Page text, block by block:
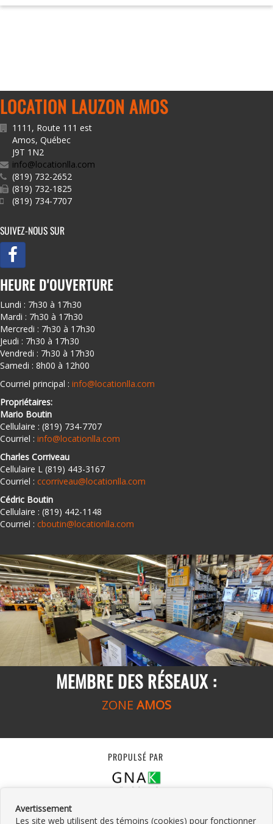
LOCATION LAUZON AMOS
1111, Route 111 est
Amos, Québec
J9T 1N2
info@locationlla.com
(819) 732-2652
(819) 732-1825
(819) 734-7707
SUIVEZ-NOUS SUR
HEURE D'OUVERTURE
Lundi : 7h30 à 17h30
Mardi : 7h30 à 17h30
Mercredi : 7h30 à 17h30
Jeudi : 7h30 à 17h30
Vendredi : 7h30 à 17h30
Samedi : 8h00 à 12h00
Courriel principal : info@locationlla.com
Propriétaires:
Mario Boutin
Cellulaire : (819) 734-7707
Courriel : info@locationlla.com
Charles Corriveau
Cellulaire L (819) 443-3167
Courriel : ccorriveau@locationlla.com
Cédric Boutin
Cellulaire : (819) 442-1148
Courriel : cboutin@locationlla.com
MEMBRE DES RÉSEAUX :
ZONE AMOS
PROPULSÉ PAR
Avertissement
Les site web utilisent des témoins (cookies) pour fonctionner